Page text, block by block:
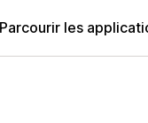
Parcourir les